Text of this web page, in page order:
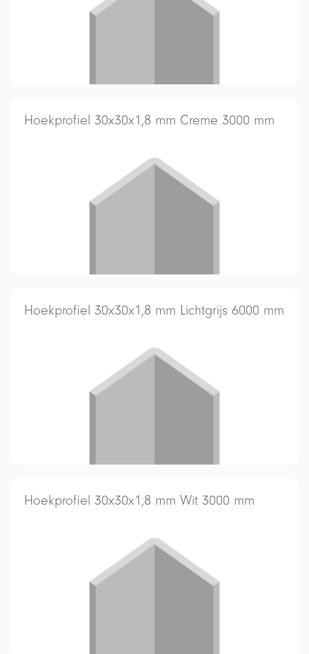
Hoekprofiel 30x30x1,8 mm Creme 3000 mm
Hoekprofiel 30x30x1,8 mm Lichtgrijs 6000 mm
Hoekprofiel 30x30x1,8 mm Wit 3000 mm